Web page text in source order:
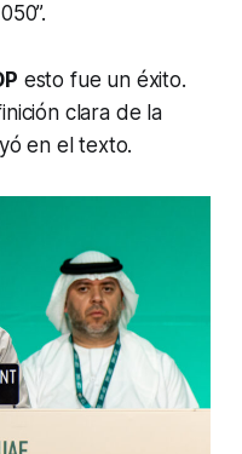
esto fue un éxito.
clara de la
en el texto.